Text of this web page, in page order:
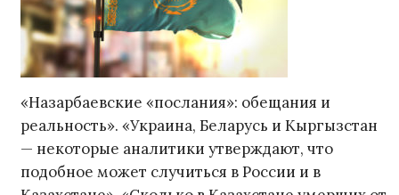
«Назарбаевские «послания»: обещания и
реальность». «Украина, Беларусь и Кыргызстан
— некоторые аналитики утверждают, что
подобное может случиться в России и в